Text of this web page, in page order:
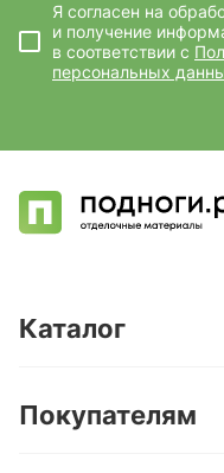
Я согласен на
и получение
в соответствии с
персональных
Каталог
Кварц-винил и LVT-плитка
Покупателям